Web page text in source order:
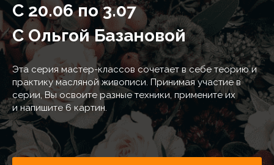
С 20.06 по 3.07
С Ольгой Базановой
Эта серия мастер-классов сочетает в себе теорию и
практику масляной живописи. Принимая участие в
серии, Вы освоите разные техники, примените их
и напишите 6 картин.